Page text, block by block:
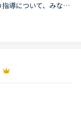
英文法をこれから習う子供への、英語での指導について、みなさん、どう思われますか？私は、説明そのものを英語で行うのは、少なくとも中学校の文法の範囲が一通り終わらないと、なかなか厳しいのではないかと思...